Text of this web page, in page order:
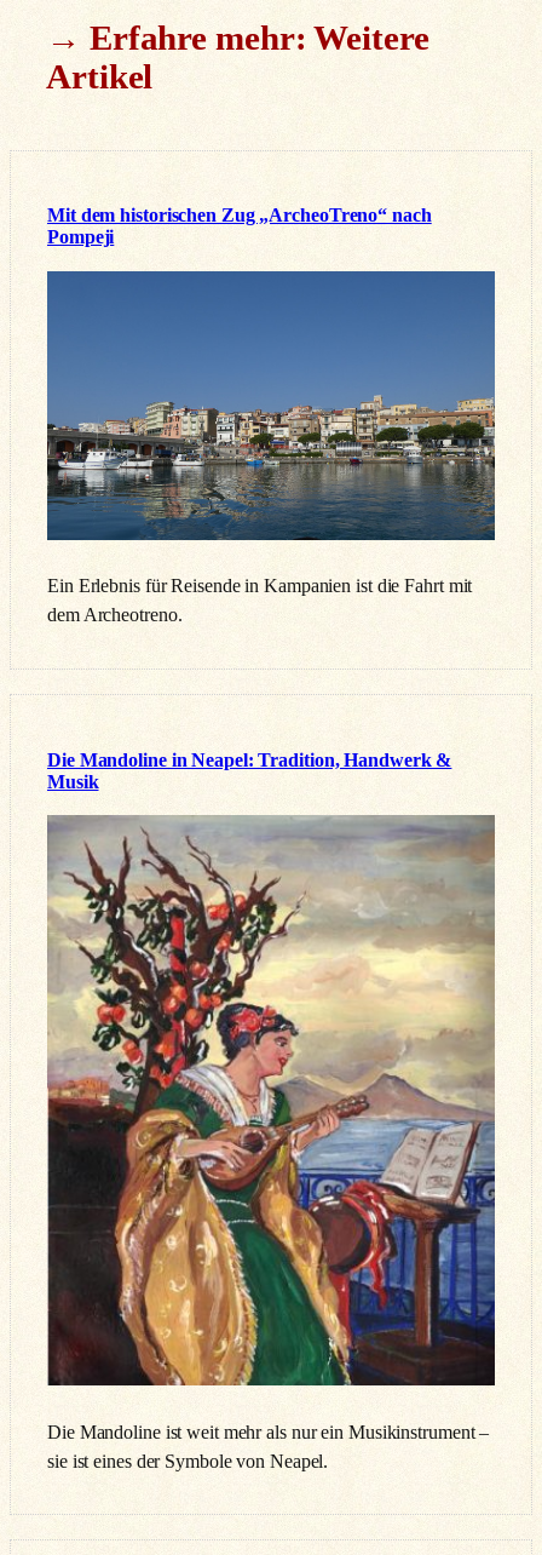
→ Erfahre mehr: Weitere
Artikel
Mit dem historischen Zug „ArcheoTreno“ nach
Pompeji
Ein Erlebnis für Reisende in Kampanien ist die Fahrt mit
dem Archeotreno.
Die Mandoline in Neapel: Tradition, Handwerk &
Musik
Die Mandoline ist weit mehr als nur ein Musikinstrument –
sie ist eines der Symbole von Neapel.